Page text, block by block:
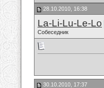
28.10.2010, 16:38
La-Li-Lu-Le-Lo
Собеседник
30.10.2010, 17:37